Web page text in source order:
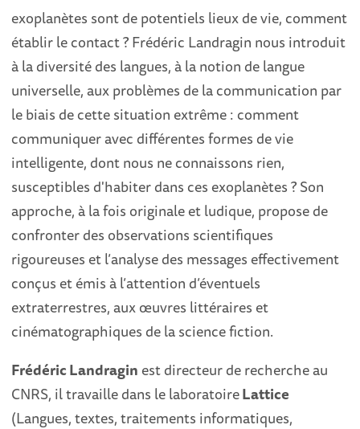
exoplanètes sont de potentiels lieux de vie, comment
établir le contact ? Frédéric Landragin nous introduit
à la diversité des langues, à la notion de langue
universelle, aux problèmes de la communication par
le biais de cette situation extrême : comment
communiquer avec différentes formes de vie
intelligente, dont nous ne connaissons rien,
susceptibles d'habiter dans ces exoplanètes ? Son
approche, à la fois originale et ludique, propose de
confronter des observations scientifiques
rigoureuses et l’analyse des messages effectivement
conçus et émis à l’attention d’éventuels
extraterrestres, aux œuvres littéraires et
cinématographiques de la science fiction.
Frédéric Landragin est directeur de recherche au
CNRS, il travaille dans le laboratoireLattice
(Langues, textes, traitements informatiques,